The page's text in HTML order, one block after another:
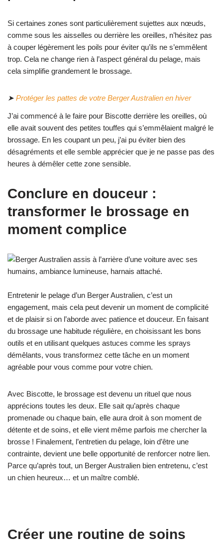
Si certaines zones sont particulièrement sujettes aux nœuds,
comme sous les aisselles ou derrière les oreilles, n’hésitez pas
à couper légèrement les poils pour éviter qu’ils ne s’emmêlent
trop. Cela ne change rien à l’aspect général du pelage, mais
cela simplifie grandement le brossage.
➤ Protéger les pattes de votre Berger Australien en hiver
J’ai commencé à le faire pour Biscotte derrière les oreilles, où
elle avait souvent des petites touffes qui s’emmêlaient malgré le
brossage. En les coupant un peu, j’ai pu éviter bien des
désagréments et elle semble apprécier que je ne passe pas des
heures à démêler cette zone sensible.
Conclure en douceur :
transformer le brossage en
moment complice
Entretenir le pelage d’un Berger Australien, c’est un
engagement, mais cela peut devenir un moment de complicité
et de plaisir si on l’aborde avec patience et douceur. En faisant
du brossage une habitude régulière, en choisissant les bons
outils et en utilisant quelques astuces comme les sprays
démêlants, vous transformez cette tâche en un moment
agréable pour vous comme pour votre chien.
Avec Biscotte, le brossage est devenu un rituel que nous
apprécions toutes les deux. Elle sait qu’après chaque
promenade ou chaque bain, elle aura droit à son moment de
détente et de soins, et elle vient même parfois me chercher la
brosse ! Finalement, l’entretien du pelage, loin d’être une
contrainte, devient une belle opportunité de renforcer notre lien.
Parce qu’après tout, un Berger Australien bien entretenu, c’est
un chien heureux… et un maître comblé.
Créer une routine de soins